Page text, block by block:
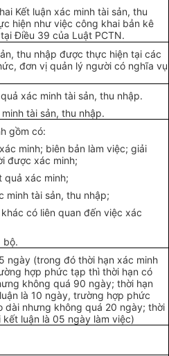
Kết luận xác minh tài sản, thu
hiện như việc công khai bản kê
Điều 39 của Luật PCTN.
thu nhập được thực hiện tại các
đơn vị quản lý người có nghĩa vụ
xác minh tài sản, thu nhập.
tài sản, thu nhập.
gồm có:
minh; biên bản làm việc; giải
được xác minh;
quả xác minh;
minh tài sản, thu nhập;
có liên quan đến việc xác
bộ.
ngày (trong đó thời hạn xác minh
hợp phức tạp thì thời hạn có
không quá 90 ngày; thời hạn
là 10 ngày, trường hợp phức
dài nhưng không quá 20 ngày; thời
kết luận là 05 ngày làm việc)